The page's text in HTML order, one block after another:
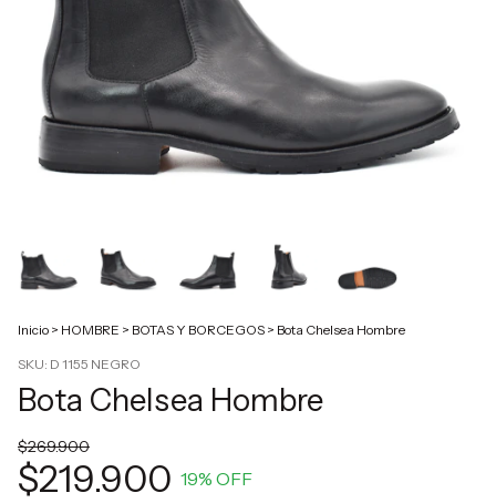
Inicio > HOMBRE > BOTAS Y BORCEGOS > Bota Chelsea Hombre
SKU: D 1155 NEGRO
Bota Chelsea Hombre
$269.900
$219.900 19% OFF